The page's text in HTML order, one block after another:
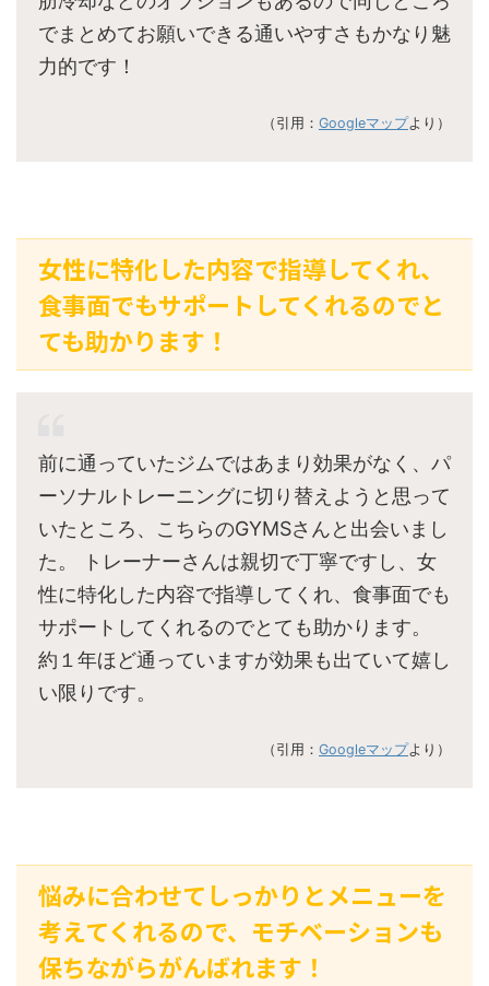
でまとめてお願いできる通いやすさもかなり魅
力的です！
（引用： Googleマップより）
女性に特化した内容で指導してくれ、
食事面でもサポートしてくれるのでと
ても助かります！
前に通っていたジムではあまり効果がなく、パ
ーソナルトレーニングに切り替えようと思って
いたところ、こちらのGYMSさんと出会いまし
た。 トレーナーさんは親切で丁寧ですし、女
性に特化した内容で指導してくれ、食事面でも
サポートしてくれるのでとても助かります。
約１年ほど通っていますが効果も出ていて嬉し
い限りです。
（引用： Googleマップより）
悩みに合わせてしっかりとメニューを
考えてくれるので、モチベーションも
保ちながらがんばれます！